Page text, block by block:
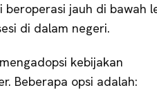
beroperasi jauh di bawah
di dalam negeri.
kebijakan
Beberapa opsi adalah: